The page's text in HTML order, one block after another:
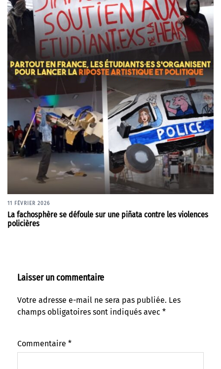
11 FÉVRIER 2026
La fachosphère se défoule sur une piñata contre les violences
policières
Laisser un commentaire
Votre adresse e-mail ne sera pas publiée. Les
champs obligatoires sont indiqués avec *
Commentaire *